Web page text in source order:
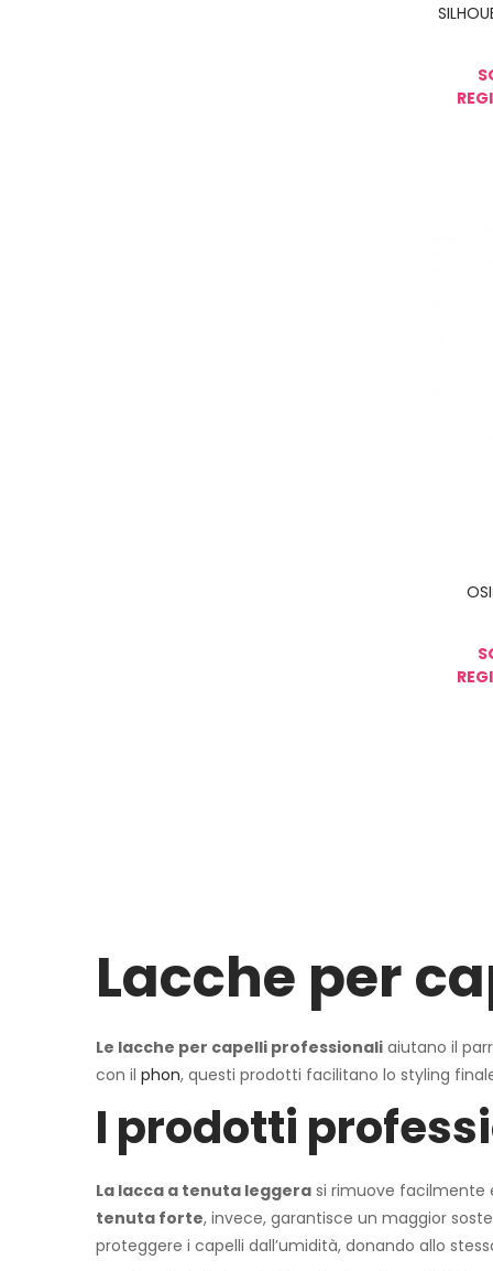
Lacche per
Le lacche per capelli professionali aiutano il
con il phon, questi prodotti facilitano lo styling
I prodotti
La lacca a tenuta leggera si rimuove facilmente
tenuta forte, invece, garantisce un maggior
proteggere i capelli dall’umidità, donando allo